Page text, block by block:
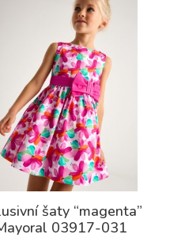
šaty “magenta”
03917-031